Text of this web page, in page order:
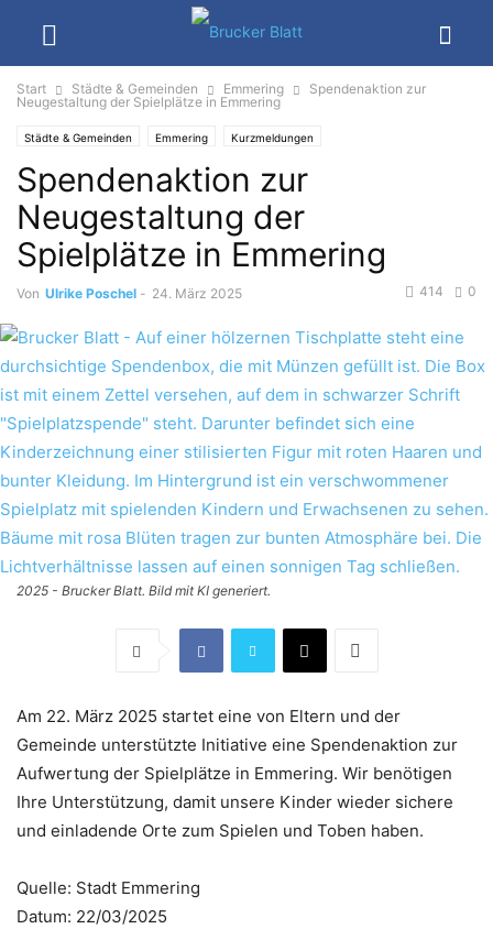
Start Städte & Gemeinden Emmering
Spendenaktion zur
Neugestaltung der Spielplätze in Emmering
Städte & Gemeinden Emmering Kurzmeldungen
Spendenaktion zur
Neugestaltung der
Spielplätze in Emmering
Von Ulrike Poschel - 24. März 2025 0
414
2025 - Brucker Blatt. Bild mit KI generiert.
Am 22. März 2025 startet eine von Eltern und der
Gemeinde unterstützte Initiative eine Spendenaktion zur
Aufwertung der Spielplätze in Emmering. Wir benötigen
Ihre Unterstützung, damit unsere Kinder wieder sichere
und einladende Orte zum Spielen und Toben haben.
Quelle: Stadt Emmering
Datum: 22/03/2025